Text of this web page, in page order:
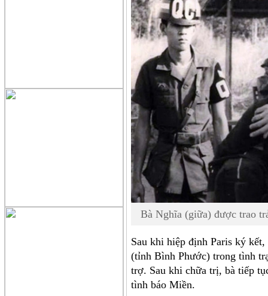
Bà Nghĩa (giữa) được trao
Sau khi hiệp định Paris ký
(tỉnh Bình Phước) trong tình
trợ. Sau khi chữa trị, bà tiếp
tình báo Miền.